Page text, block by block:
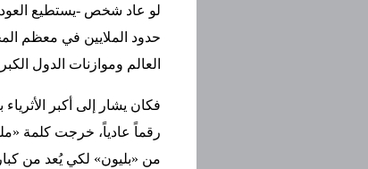
لو عاد شخص -يستطيع
حدود الملايين في معظم
العالم وموازنات الدول
فكان يشار إلى أكبر
رقماً عادياً، خرجت كلمة
من «بليون» لكي يُعد من